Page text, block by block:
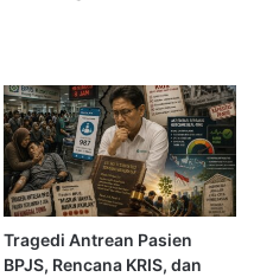
Tragedi Antrean Pasien
BPJS, Rencana KRIS, dan